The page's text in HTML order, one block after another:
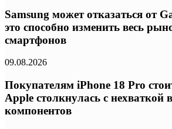
Samsung может отказаться от
это способно изменить весь
смартфонов
09.08.2026
Покупателям iPhone 18 Pro
Apple столкнулась с нехваткой
компонентов